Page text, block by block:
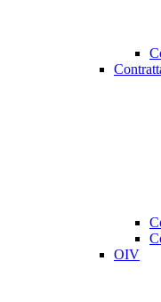
OIV